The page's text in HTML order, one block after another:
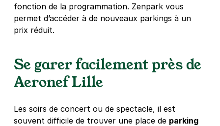
Lille - Zénith Arena - Président
Hoover
4,4
(746 avis)
4 €/heure,26 €/jour,78 €/semaine(tarifs dégressifs)
Réserver
fonction de la programmation. Zenpark vous
permet d’accéder à de nouveaux parkings à un
prix réduit.
Se garer facilement près de
Aeronef Lille
Les soirs de concert ou de spectacle, il est
souvent difficile de trouver une place de parking